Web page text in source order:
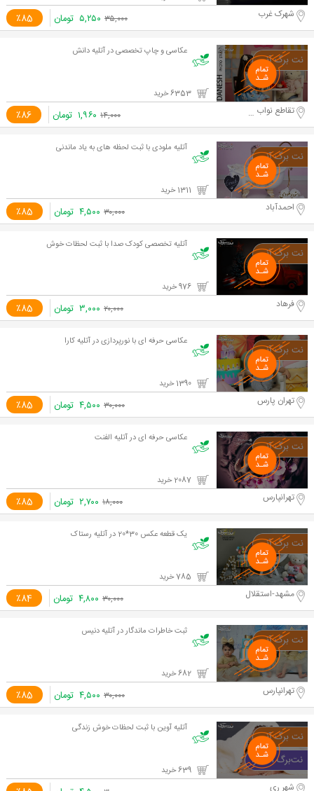
٪85 شهرک غرب ۳۵,۰۰۰ ۵,۲۵۰ تومان
عکاسی و چاپ تخصصی در آتلیه دانش
٪86 تقاطع نواب و آزادی ۱۴,۰۰۰ ۱,۹۶۰ تومان
آتلیه ملودی با ثبت لحظه های به یاد ماندنی
٪85 احمدآباد ۳۰,۰۰۰ ۴,۵۰۰ تومان
آتلیه تخصصی کودک صدا با ثبت لحظات خوش
٪85 فرهاد ۲۰,۰۰۰ ۳,۰۰۰ تومان
عکاسی حرفه ای با نورپردازی در آتلیه کارا
٪85 تهران پارس ۳۰,۰۰۰ ۴,۵۰۰ تومان
عکاسی حرفه ای در آتلیه الفنت
٪85 تهرانپارس ۱۸,۰۰۰ ۲,۷۰۰ تومان
یک قطعه عکس 30*20 در آتلیه رستاک
٪84 مشهد-استقلال ۳۰,۰۰۰ ۴,۸۰۰ تومان
ثبت خاطرات ماندگار در آتلیه دنیس
٪85 تهرانپارس ۳۰,۰۰۰ ۴,۵۰۰ تومان
آتلیه آوین با ثبت لحظات خوش زندگی
شهر ری